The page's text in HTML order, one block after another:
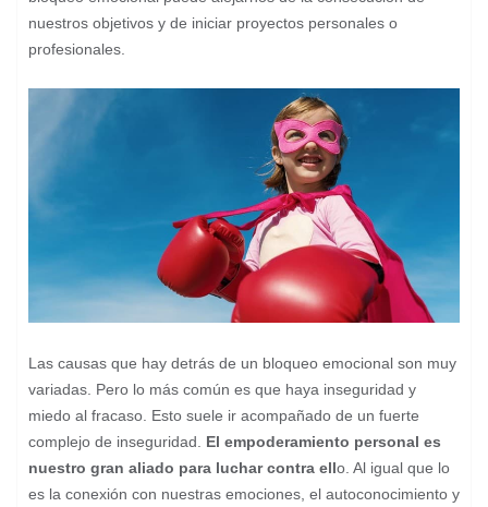
nuestros objetivos y de iniciar proyectos personales o
profesionales.
Las causas que hay detrás de un bloqueo emocional son muy
variadas. Pero lo más común es que haya inseguridad y
miedo al fracaso. Esto suele ir acompañado de un fuerte
complejo de inseguridad. El empoderamiento personal es
nuestro gran aliado para luchar contra ello. Al igual que lo
es la conexión con nuestras emociones, el autoconocimiento y